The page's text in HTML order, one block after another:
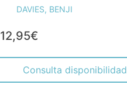
DAVIES, BENJI
12,95€
Consulta disponibilidad